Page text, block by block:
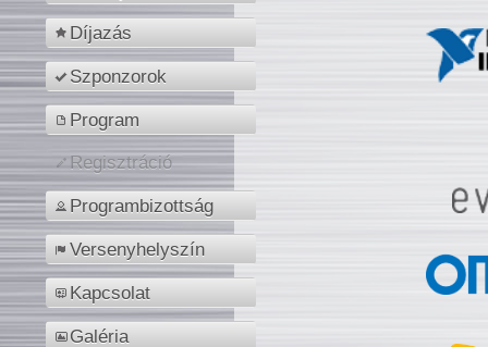
Díjazás
Szponzorok
Program
Regisztráció
Programbizottság
Versenyhelyszín
Kapcsolat
Galéria